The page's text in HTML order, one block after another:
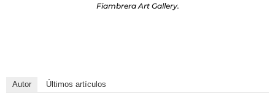
Fiambrera Art Gallery.
Autor Últimos artículos